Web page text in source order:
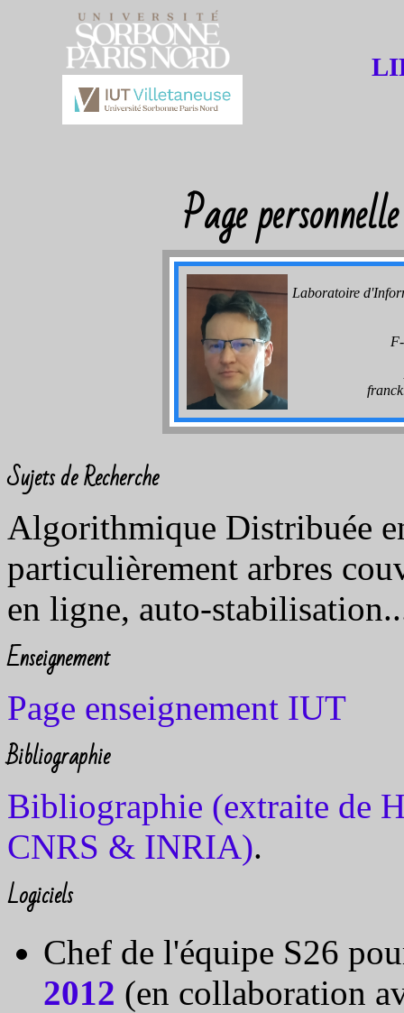
Page
Laboratoire
Sujets de Recherche
Algorithmique Distribuée
particulièrement arbres
en ligne, auto-
Enseignement
Page enseignement IUT
Bibliographie
Bibliographie (extraite de
CNRS & INRIA).
Logiciels
Chef de l'équipe S26
2012 (en collaboration